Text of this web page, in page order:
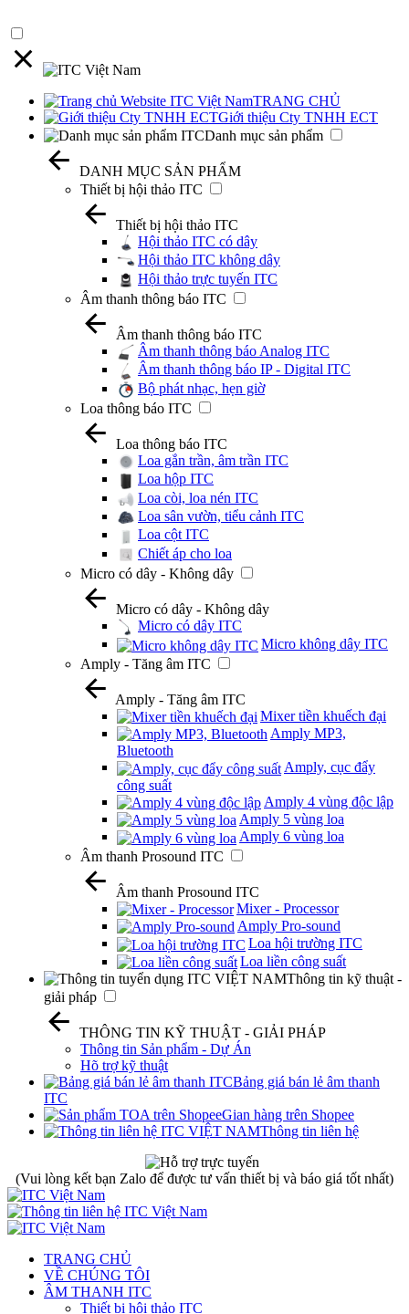
TRANG CHỦ
Giới thiệu Cty TNHH ECT
Danh mục sản phẩm
DANH MỤC SẢN PHẨM
Thiết bị hội thảo ITC
Thiết bị hội thảo ITC
Hội thảo ITC có dây
Hội thảo ITC không dây
Hội thảo trực tuyến ITC
Âm thanh thông báo ITC
Âm thanh thông báo ITC
Âm thanh thông báo Analog ITC
Âm thanh thông báo IP - Digital ITC
Bộ phát nhạc, hẹn giờ
Loa thông báo ITC
Loa thông báo ITC
Loa gắn trần, âm trần ITC
Loa hộp ITC
Loa còi, loa nén ITC
Loa sân vườn, tiểu cảnh ITC
Loa cột ITC
Chiết áp cho loa
Micro có dây - Không dây
Micro có dây - Không dây
Micro có dây ITC
Micro không dây ITC
Amply - Tăng âm ITC
Amply - Tăng âm ITC
Mixer tiền khuếch đại
Amply MP3,
Bluetooth
Amply, cục đẩy
công suất
Amply 4 vùng độc lập
Amply 5 vùng loa
Amply 6 vùng loa
Âm thanh Prosound ITC
Âm thanh Prosound ITC
Mixer - Processor
Amply Pro-sound
Loa hội trường ITC
Loa liền công suất
Thông tin kỹ thuật -
giải pháp
THÔNG TIN KỸ THUẬT - GIẢI PHÁP
Thông tin Sản phẩm - Dự Án
Hõ trợ kỹ thuật
Bảng giá bán lẻ âm thanh
ITC
Gian hàng trên Shopee
Thông tin liên hệ
(Vui lòng kết bạn Zalo để được tư vấn thiết bị và báo giá tốt nhất)
TRANG CHỦ
VỀ CHÚNG TÔI
ÂM THANH ITC
Thiết bị hội thảo ITC